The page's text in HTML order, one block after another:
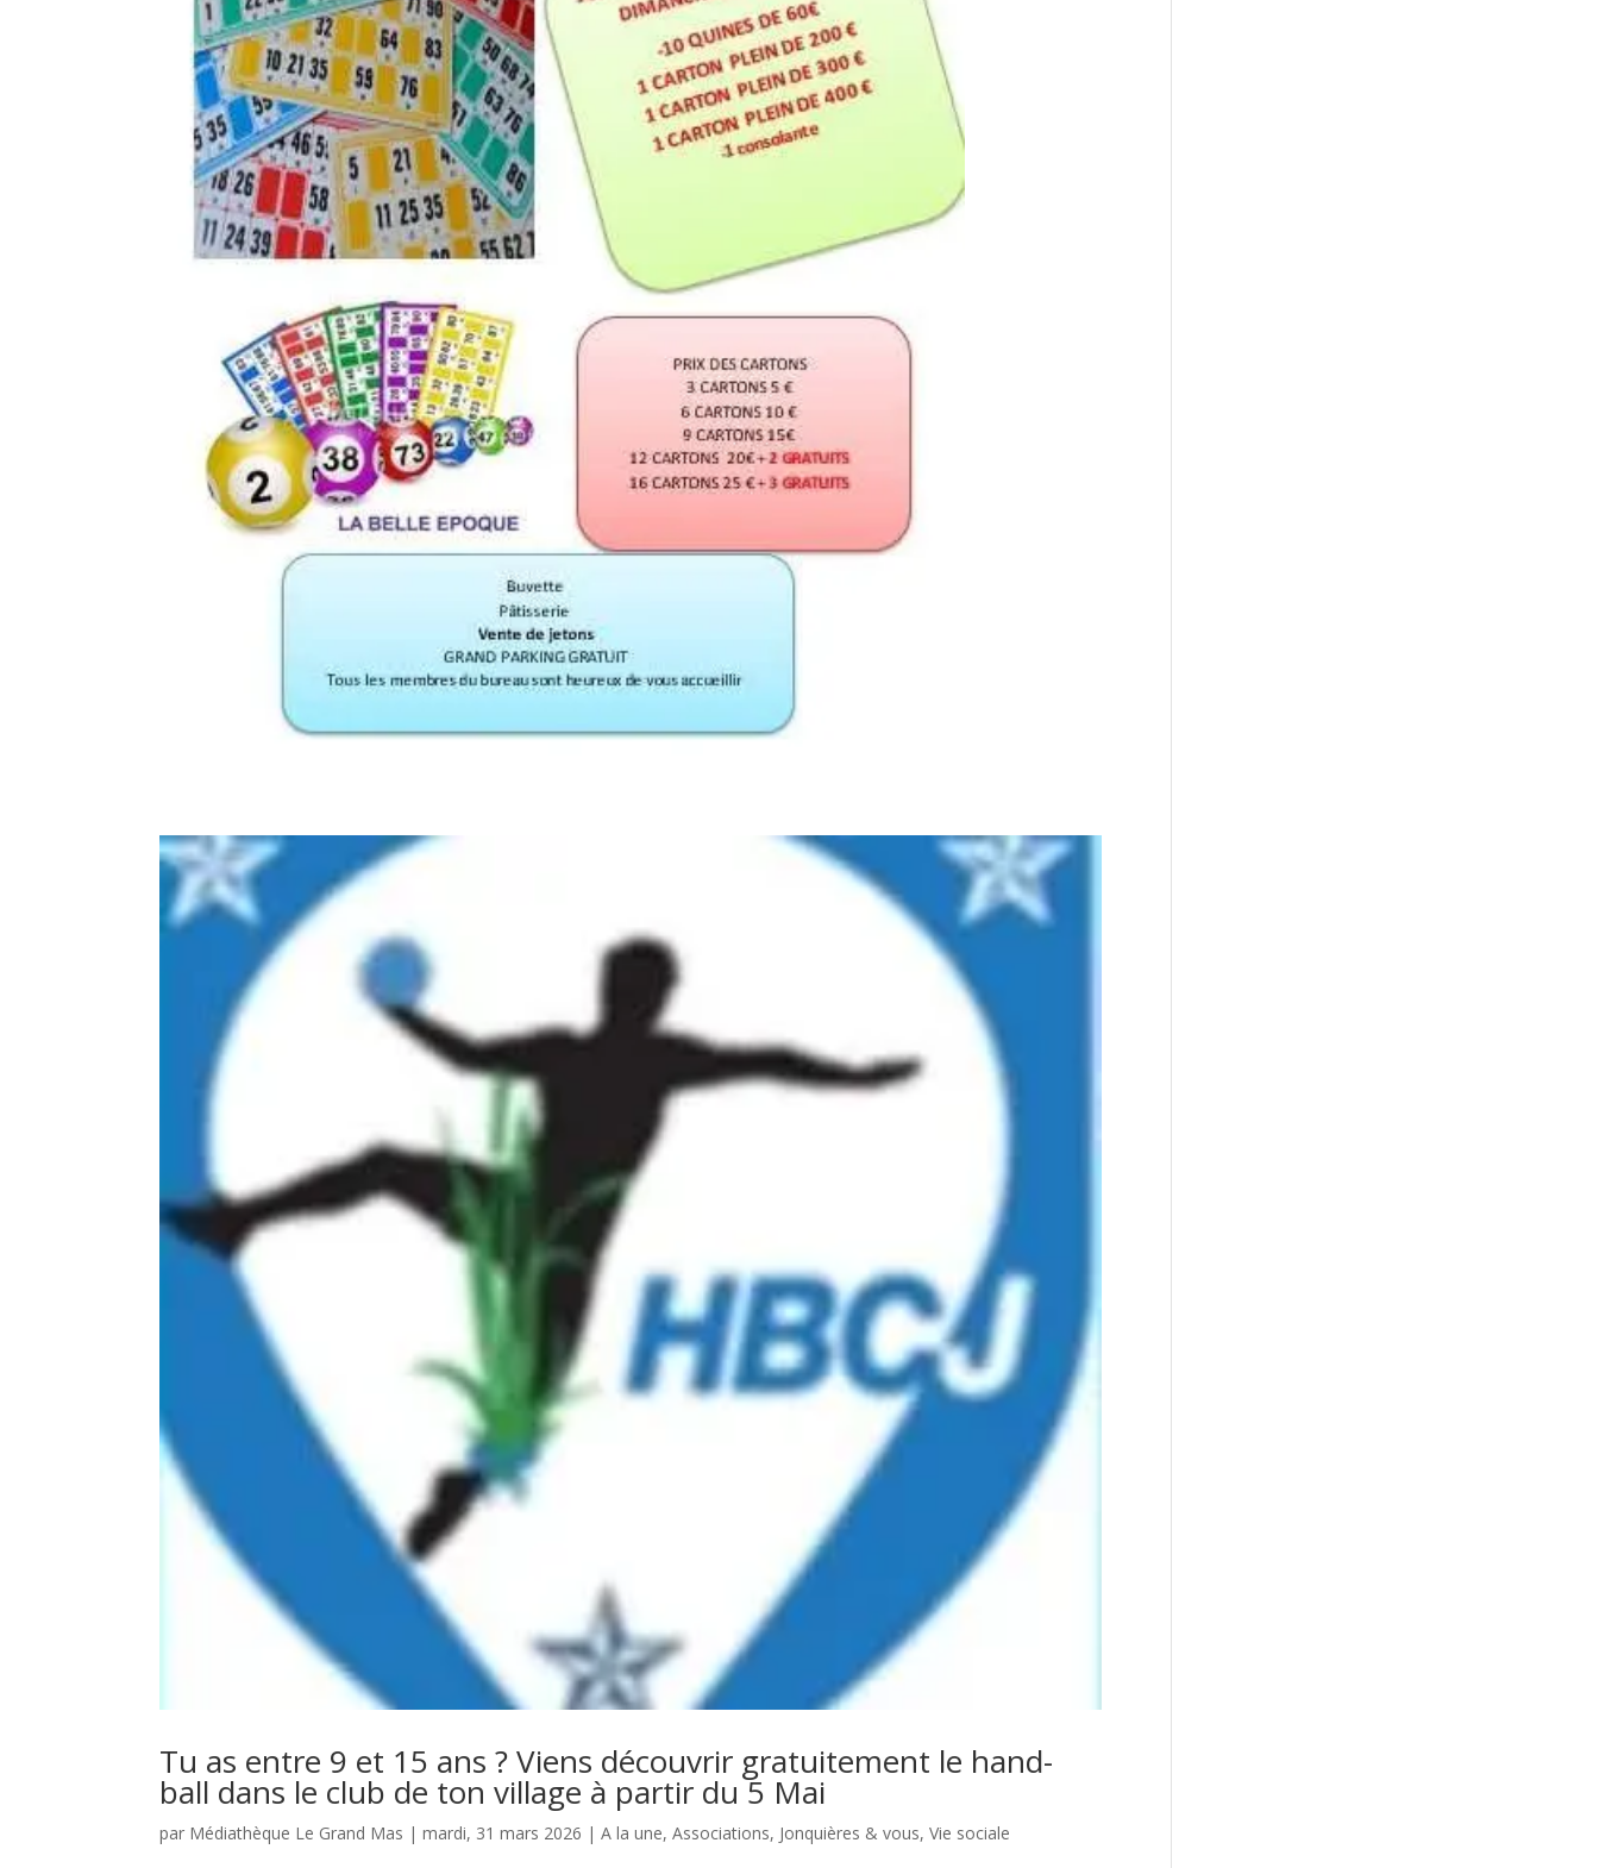
Tu as entre 9 et 15 ans ? Viens découvrir gratuitement le hand-
ball dans le club de ton village à partir du 5 Mai
par Médiathèque Le Grand Mas |mardi, 31 mars 2026 |A la une,Associations, Jonquières & vous,Vie sociale